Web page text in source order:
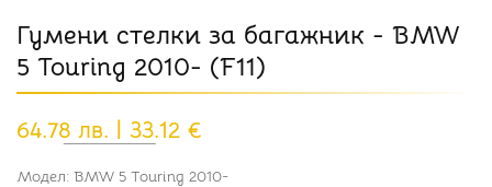
Гумени стелки за багажник - BMW
5 Touring 2010- (F11)
64.78 лв. | 33.12 €
Модел: BMW 5 Touring 2010-